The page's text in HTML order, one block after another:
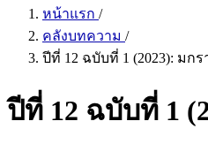
หน้าแรก /
คลังบทความ /
ปีที่ 12 ฉบับที่ 1 (2023): มก
ปีที่ 12 ฉบับที่ 1